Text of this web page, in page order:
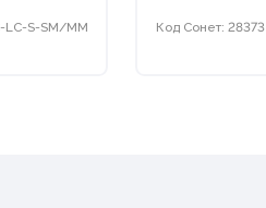
LC-S-SM/MM Код Сонет: 28373